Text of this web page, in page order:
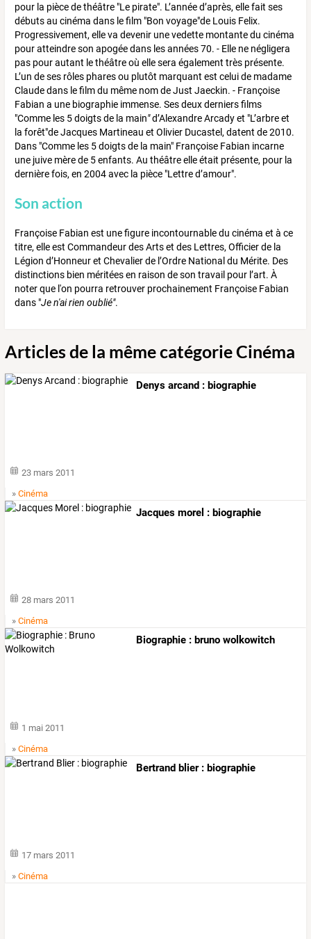
pour la pièce de théâtre "Le pirate". L’année d’après, elle fait ses
débuts au cinéma dans le film "Bon voyage"de Louis Felix.
Progressivement, elle va devenir une vedette montante du cinéma
pour atteindre son apogée dans les années 70. - Elle ne négligera
pas pour autant le théâtre où elle sera également très présente.
L’un de ses rôles phares ou plutôt marquant est celui de madame
Claude dans le film du même nom de Just Jaeckin. - Françoise
Fabian a une biographie immense. Ses deux derniers films
"Comme les 5 doigts de la main"d’Alexandre Arcady et "L’arbre et
la forêt"de Jacques Martineau et Olivier Ducastel, datent de 2010.
Dans "Comme les 5 doigts de la main" Françoise Fabian incarne
une juive mère de 5 enfants. Au théâtre elle était présente, pour la
dernière fois, en 2004 avec la pièce "Lettre d’amour".
Son action
Françoise Fabian est une figure incontournable du cinéma et à ce
titre, elle est Commandeur des Arts et des Lettres, Officier de la
Légion d’Honneur et Chevalier de l’Ordre National du Mérite. Des
distinctions bien méritées en raison de son travail pour l’art. À
noter que l'on pourra retrouver prochainement Françoise Fabian
dans "Je n'ai rien oublié".
Articles de la même catégorie Cinéma
Denys arcand : biographie
23 mars 2011
»Cinéma
Jacques morel : biographie
28 mars 2011
»Cinéma
Biographie : bruno wolkowitch
1 mai 2011
»Cinéma
Bertrand blier : biographie
17 mars 2011
»Cinéma